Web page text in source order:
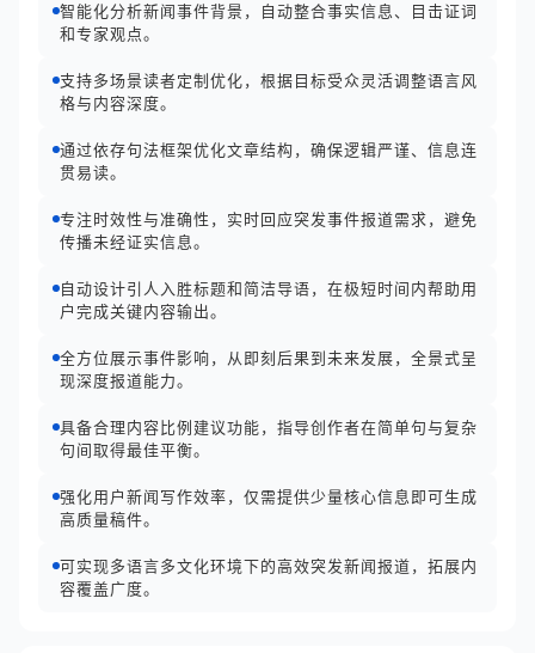
智能化分析新闻事件背景，自动整合事实信息、目击证词
和专家观点。
支持多场景读者定制优化，根据目标受众灵活调整语言风
格与内容深度。
通过依存句法框架优化文章结构，确保逻辑严谨、信息连
贯易读。
专注时效性与准确性，实时回应突发事件报道需求，避免
传播未经证实信息。
自动设计引人入胜标题和简洁导语，在极短时间内帮助用
户完成关键内容输出。
全方位展示事件影响，从即刻后果到未来发展，全景式呈
现深度报道能力。
具备合理内容比例建议功能，指导创作者在简单句与复杂
句间取得最佳平衡。
强化用户新闻写作效率，仅需提供少量核心信息即可生成
高质量稿件。
可实现多语言多文化环境下的高效突发新闻报道，拓展内
容覆盖广度。